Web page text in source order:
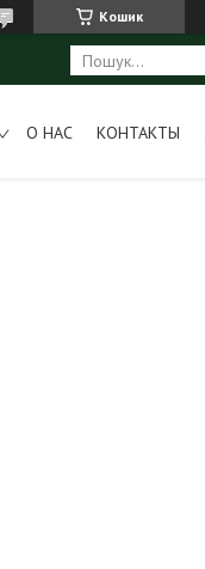
Кошик
О НАС КОНТАКТЫ